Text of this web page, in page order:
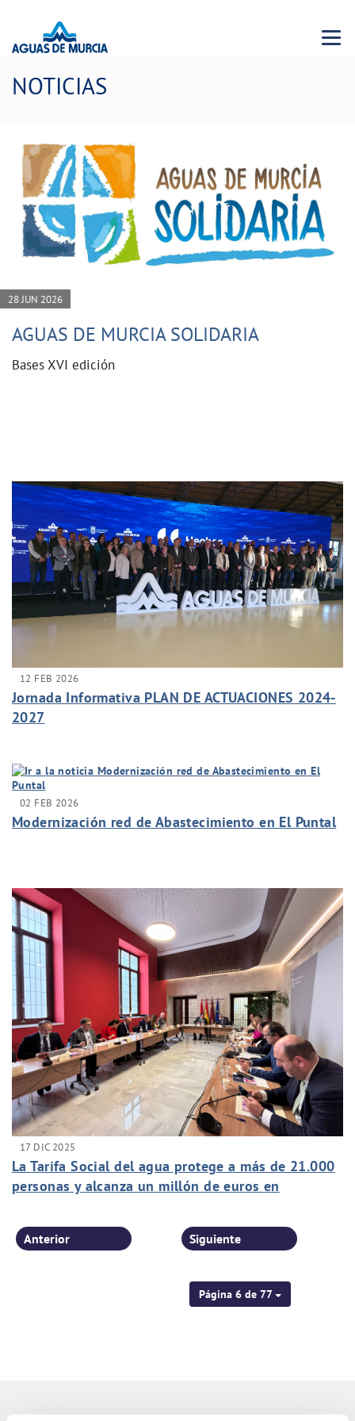
Menu
NOTICIAS
28 JUN 2026
AGUAS DE MURCIA SOLIDARIA
Bases XVI edición
12 FEB 2026
Jornada Informativa PLAN DE ACTUACIONES 2024-
2027
02 FEB 2026
Modernización red de Abastecimiento en El Puntal
17 DIC 2025
La Tarifa Social del agua protege a más de 21.000
personas y alcanza un millón de euros en
Página 6 de 77
Anterior Siguiente